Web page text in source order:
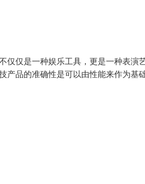
仅仅是一种娱乐工具，更是一种表演
产品的准确性是可以由性能来作为基